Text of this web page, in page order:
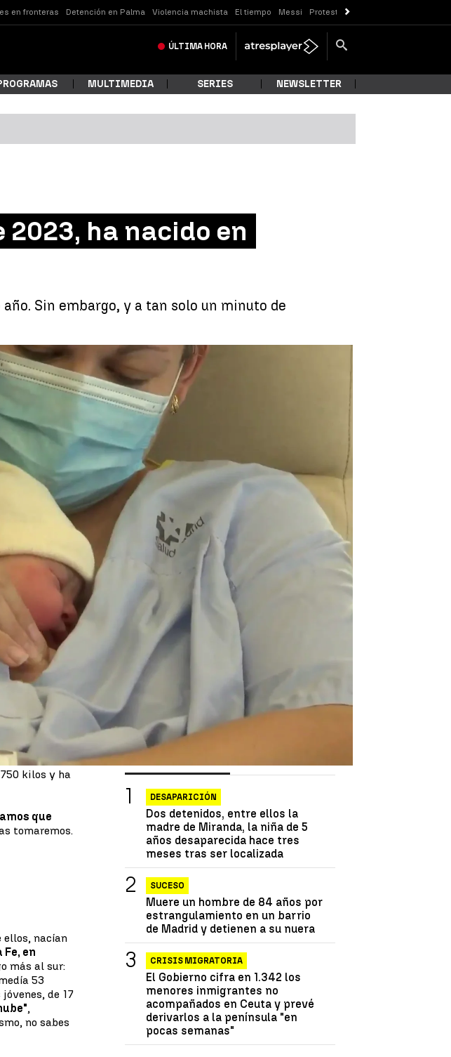
en fronteras Detención en Palma Violencia machista El tiempo Messi Protestas Sóller
ÚLTIMA HORA
MULTIMEDIA SERIES NEWSLETTER
ha nacido en
Sin embargo, y a tan solo un minuto de
Iratxe es la primera bebé del 2023 |
Facebook Linkedin
de la
nuevo año,
Gregorio
nacer este
las 12
mejor
estaba
estado. La
kilos y ha
que
tomaremos.
nacían
Fe, en
más al sur:
53
jóvenes, de 17
,
no sabes
Las más vistas
DESAPARICIÓN
Dos detenidos, entre ellos la
madre de Miranda, la niña de 5
años desaparecida hace tres
meses tras ser localizada
SUCESO
Muere un hombre de 84 años por
estrangulamiento en un barrio
de Madrid y detienen a su nuera
CRISIS MIGRATORIA
El Gobierno cifra en 1.342 los
menores inmigrantes no
acompañados en Ceuta y prevé
derivarlos a la península "en
pocas semanas"